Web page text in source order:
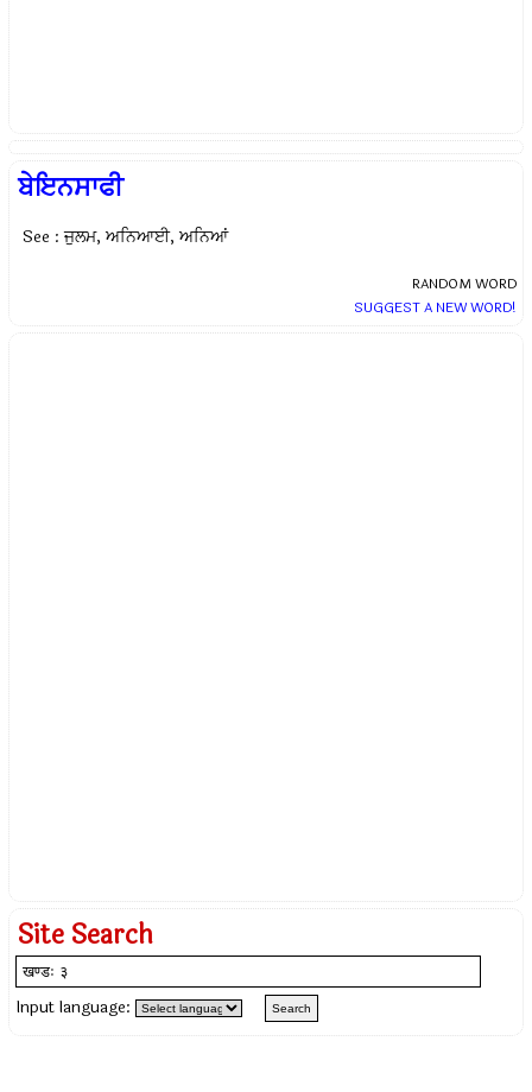
ਬੇਇਨਸਾਫੀ
See : ਜੁਲਮ, ਅਨਿਆਈ, ਅਨਿਆਂ
RANDOM WORD
SUGGEST A NEW WORD!
Site Search
Input language: